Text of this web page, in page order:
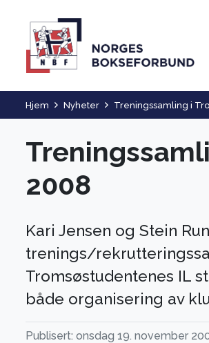
Hjem Nyheter Treningssamling i
2008
Kari Jensen og Stein
trenings/
Tromsøstudentenes IL
både organisering av
Publisert: onsdag 19. november